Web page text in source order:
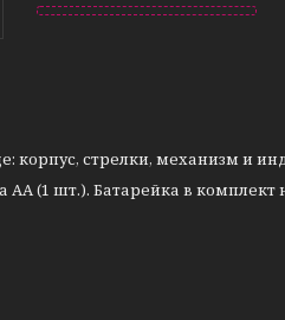
корпус, стрелки, механизм и
АА (1 шт.). Батарейка в комплект